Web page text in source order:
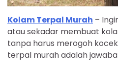
Kolam Terpal Murah –
atau sekadar membuat
tanpa harus merogoh
terpal murah adalah